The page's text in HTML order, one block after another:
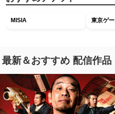
MISIA 東京ゲ
最新＆おすすめ 配信作品